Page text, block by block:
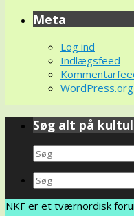
Meta
Log ind
Indlægsfeed
WordPress.org
Søg alt på
Search
for:
Search
for:
NKF er et tværnordisk